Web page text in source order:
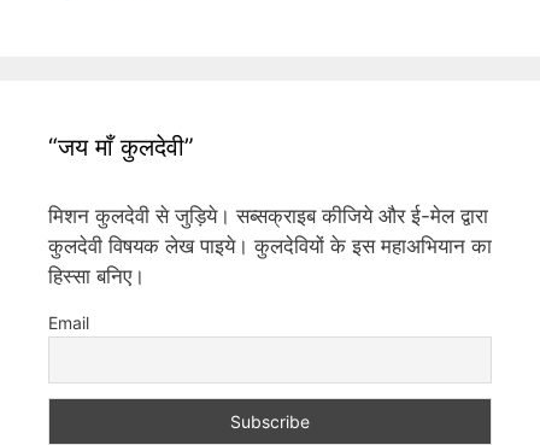
“जय माँ कुलदेवी”
मिशन कुलदेवी से जुड़िये। सब्सक्राइब कीजिये और ई-मेल द्वारा
कुलदेवी विषयक लेख पाइये। कुलदेवियों के इस महाअभियान का
हिस्सा बनिए।
Email